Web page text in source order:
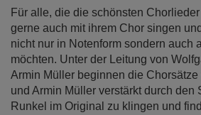
Für alle, die die schönsten
gerne auch mit ihrem Chor singen
nicht nur in Notenform sondern auch
möchten. Unter der Leitung von
Armin Müller beginnen die Chorsätze
und Armin Müller verstärkt durch den
Runkel im Original zu klingen und